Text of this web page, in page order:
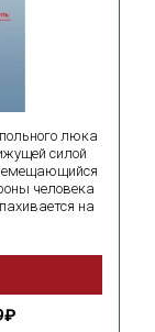
люка
силой
человека
на